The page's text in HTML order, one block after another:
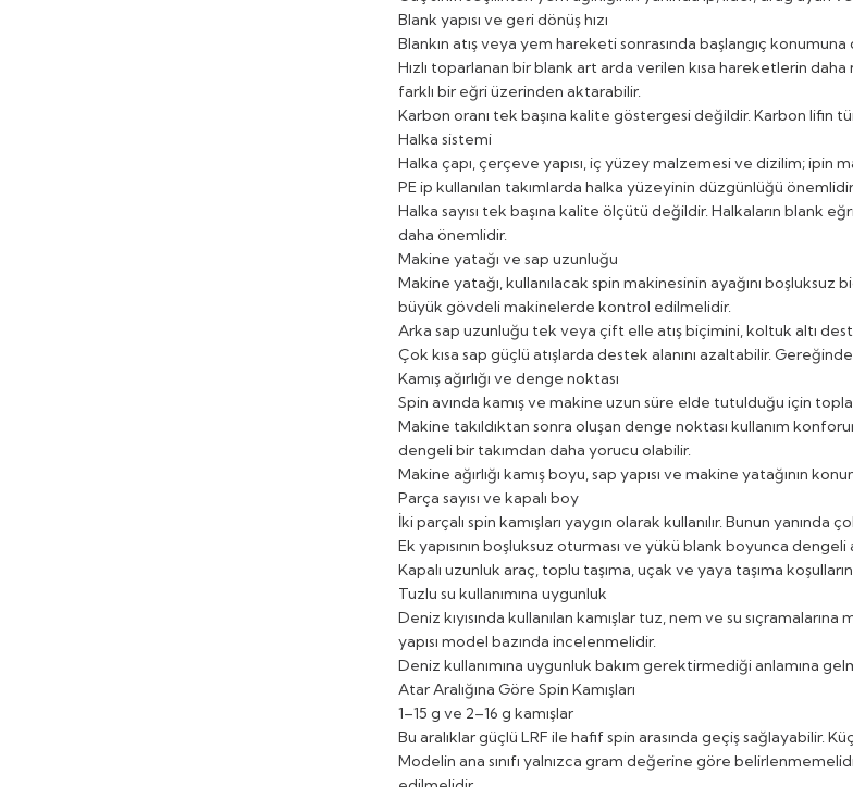
Blank yapısı ve geri dönüş hızı
Blankın atış veya yem hareketi sonrasında başlangıç
Hızlı toparlanan bir blank art arda verilen kısa hareketlerin daha
farklı bir eğri üzerinden aktarabilir.
Karbon oranı tek başına kalite göstergesi değildir. Karbon lifin
Halka sistemi
Halka çapı, çerçeve yapısı, iç yüzey malzemesi ve dizilim;
PE ip kullanılan takımlarda halka yüzeyinin düzgünlüğü
Halka sayısı tek başına kalite ölçütü değildir. Halkaların blank
daha önemlidir.
Makine yatağı ve sap uzunluğu
Makine yatağı, kullanılacak spin makinesinin ayağını boşluksuz
büyük gövdeli makinelerde kontrol edilmelidir.
Arka sap uzunluğu tek veya çift elle atış biçimini, koltuk altı
Çok kısa sap güçlü atışlarda destek alanını azaltabilir.
Kamış ağırlığı ve denge noktası
Spin avında kamış ve makine uzun süre elde tutulduğu için
Makine takıldıktan sonra oluşan denge noktası kullanım
dengeli bir takımdan daha yorucu olabilir.
Makine ağırlığı kamış boyu, sap yapısı ve makine yatağının
Parça sayısı ve kapalı boy
İki parçalı spin kamışları yaygın olarak kullanılır. Bunun
Ek yapısının boşluksuz oturması ve yükü blank boyunca
Kapalı uzunluk araç, toplu taşıma, uçak ve yaya taşıma
Tuzlu su kullanımına uygunluk
Deniz kıyısında kullanılan kamışlar tuz, nem ve su
yapısı model bazında incelenmelidir.
Deniz kullanımına uygunluk bakım gerektirmediği anlamına
Atar Aralığına Göre Spin Kamışları
1–15 g ve 2–16 g kamışlar
Bu aralıklar güçlü LRF ile hafif spin arasında geçiş sağlayabilir.
Modelin ana sınıfı yalnızca gram değerine göre